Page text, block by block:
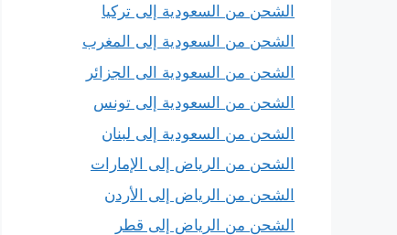
الشحن من السعودية إلى تركيا
الشحن من السعودية إلى المغرب
الشحن من السعودية الى الجزائر
الشحن من السعودية إلى تونس
الشحن من السعودية إلى لبنان
الشحن من الرياض إلى الإمارات
الشحن من الرياض إلى الأردن
الشحن من الرياض إلى قطر